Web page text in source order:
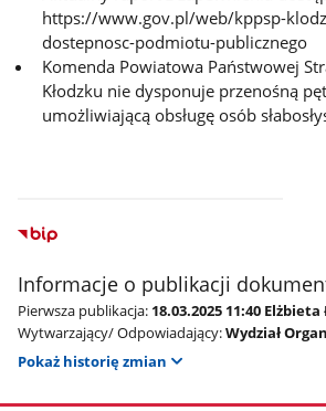
https://www.gov.pl/web/kppsp-
dostepnosc-podmiotu-publicznego
Komenda Powiatowa Państwowej
Kłodzku nie dysponuje przenośną
umożliwiającą obsługę osób
Informacje o publikacji
Pierwsza publikacja: 18.03.2025 11:40
Wytwarzający/ Odpowiadający:Wydział
Pokaż historię zmian